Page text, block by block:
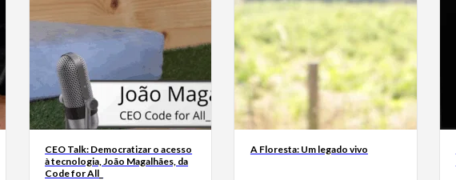
CEO Talk: Democratizar o acesso
à tecnologia, João Magalhães, da
Code for All_
A Floresta: Um legado vivo